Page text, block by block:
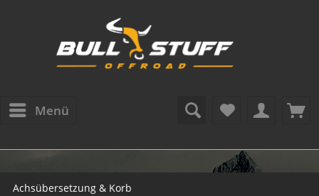
Menü
Achsübersetzung & Korb